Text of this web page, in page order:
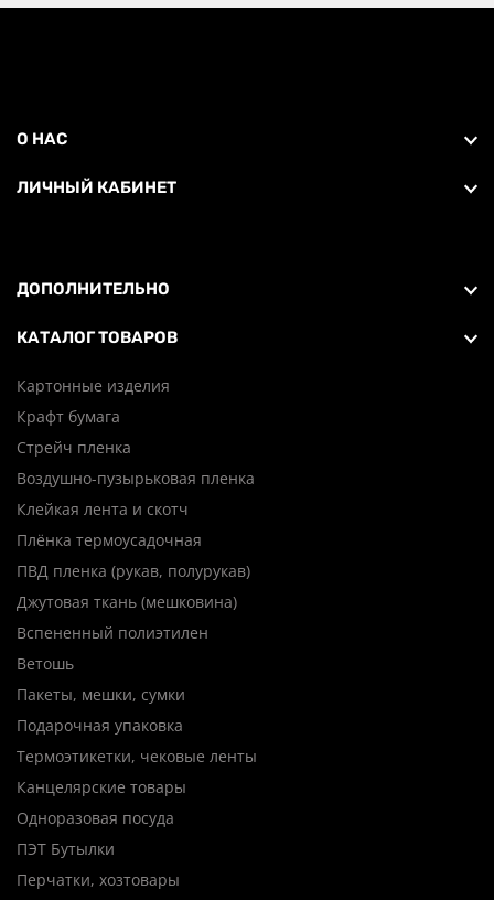
О НАС
ЛИЧНЫЙ КАБИНЕТ
ДОПОЛНИТЕЛЬНО
КАТАЛОГ ТОВАРОВ
Картонные изделия
Крафт бумага
Стрейч пленка
Воздушно-пузырьковая пленка
Клейкая лента и скотч
Плёнка термоусадочная
ПВД пленка (рукав, полурукав)
Джутовая ткань (мешковина)
Вспененный полиэтилен
Ветошь
Пакеты, мешки, сумки
Подарочная упаковка
Термоэтикетки, чековые ленты
Канцелярские товары
Одноразовая посуда
ПЭТ Бутылки
Перчатки, хозтовары